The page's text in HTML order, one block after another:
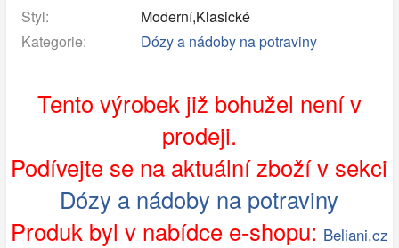
Styl:
Moderní,Klasické
Kategorie:
Dózy a nádoby na potraviny
Tento výrobek již bohužel není v
prodeji.
Podívejte se na aktuální zboží v sekci
Dózy a nádoby na potraviny
Produk byl v nabídce e-shopu: Beliani.cz